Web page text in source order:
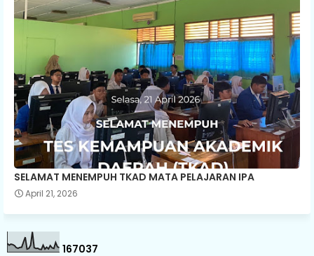
SELAMAT MENEMPUH TKAD MATA PELAJARAN IPA
April 21, 2026
167037